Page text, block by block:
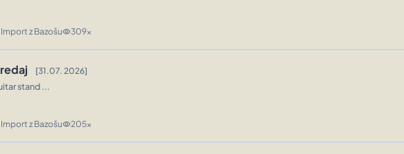
Import z Bazošuvisibility309x
[31.07. 2026]
stand ...
Import z Bazošuvisibility205x